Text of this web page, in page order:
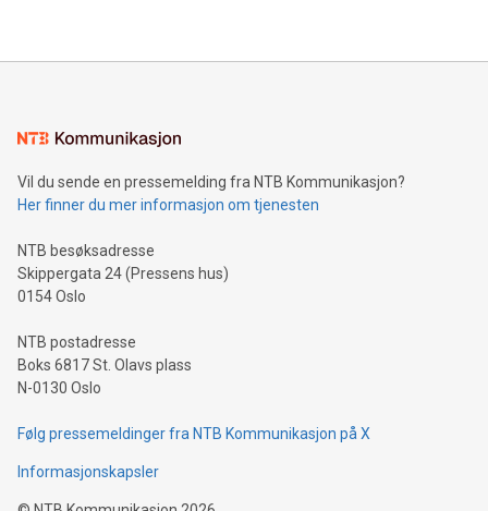
Vil du sende en pressemelding fra NTB Kommunikasjon?
Her finner du mer informasjon om tjenesten
NTB besøksadresse
Skippergata 24 (Pressens hus)
0154 Oslo
NTB postadresse
Boks 6817 St. Olavs plass
N-0130 Oslo
Følg pressemeldinger fra NTB Kommunikasjon på X
Informasjonskapsler